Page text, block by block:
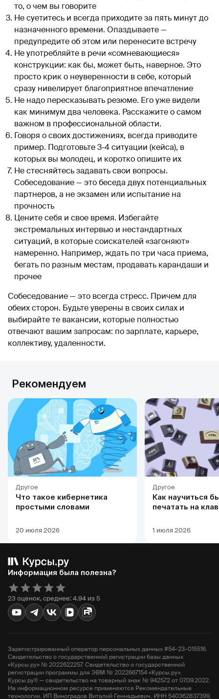
то, о чем вы говорите
Не суетитесь и всегда приходите за пять минут до
назначенного времени. Опаздываете —
предупредите об этом или перенесите встречу
Не употребляйте в речи «сомневающиеся»
конструкции: как бы, может быть, наверное. Это
просто крик о неуверенности в себе, который
сразу нивелирует благоприятное впечатление
Не надо пересказывать резюме. Его уже видели
как минимум два человека. Расскажите о самом
важном в профессиональной области.
Говоря о своих достижениях, всегда приводите
пример. Подготовьте 3-4 ситуации (кейса), в
которых вы молодец, и коротко опишите их
Не стесняйтесь задавать свои вопросы.
Собеседование — это беседа двух потенциальных
партнеров, а не экзамен или испытание на
прочность
Цените себя и свое время. Избегайте
экстремальных интервью и нестандартных
ситуаций, в которые соискателей «загоняют»
намеренно. Например, ждать по три часа приема,
бегать по разным местам, продавать карандаши и
прочее
Собеседование — это всегда стресс. Причем для
обеих сторон. Будьте уверены в своих силах и
выбирайте те вакансии, которые полностью
отвечают вашим запросам: по зарплате, карьере,
коллективу, удаленности.
Рекомендуем
Другое
Что такое кибернетика
простыми словами
20 июля 2026
Другое
Как научиться
печатать на
1 июля 2026
Информация была полезна?
23 оценок, среднее: 4.94 из 5
Зарегистрированный оператор персональных данных #54–23–015516.
Свидетельство о государственной регистрации базы данных
«Курсы.ру» № 2022622257. Свидетельство о государственной
регистрации программы для ЭВМ № 2022667154 «Курсы.ру».
Курсы.ру® — свидетельство на товарный знак № 942572 от 07.09.2022.
На информационном ресурсе применяются Рекомендательные
технологии. ИП Виноградов Виталий Геннадьевич. ИНН 540362837399,